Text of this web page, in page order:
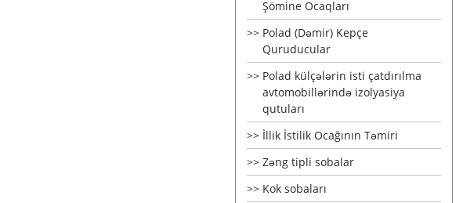
Şömine Ocaqları
Polad (Dəmir) Kepçe
Quruducular
Polad külçələrin isti çatdırılma
avtomobillərində izolyasiya
qutuları
İllik İstilik Ocağının Təmiri
Zəng tipli sobalar
Kok sobaları